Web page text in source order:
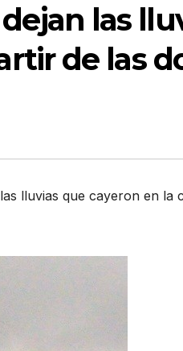
las
de las
lluvias que cayeron en la